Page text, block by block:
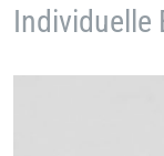
Individuelle